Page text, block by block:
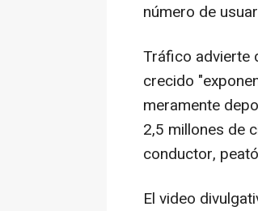
número de
Tráfico advierte
crecido
meramente
2,5 millones de
conductor,
El video